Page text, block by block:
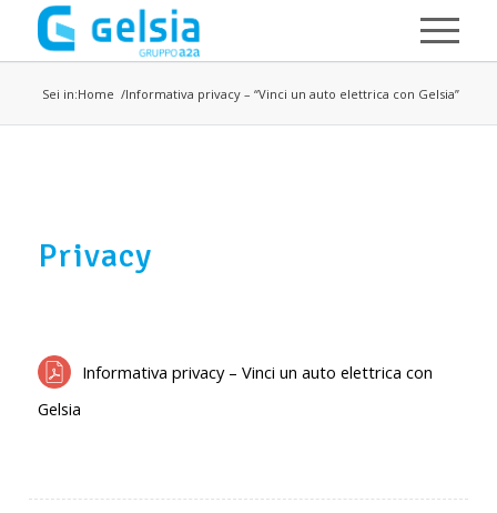
Salta al contenuto principale
Sei in:Home Informativa privacy – “Vinci un auto elettrica con Gelsia”
Privacy
Informativa privacy – Vinci un auto elettrica con
Gelsia